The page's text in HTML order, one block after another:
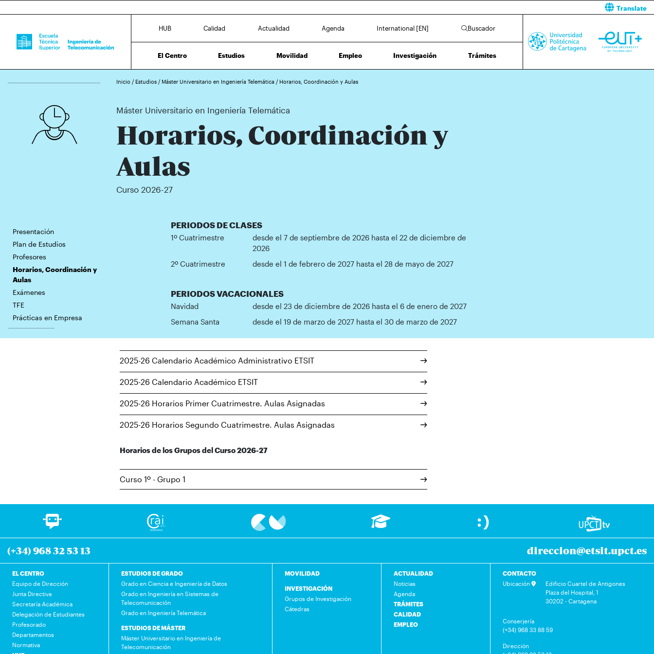
Translate
HUB Calidad Actualidad Agenda International [EN] Buscador
El Centro Estudios Movilidad Empleo Investigación Trámites
Inicio / Estudios / Máster Universitario en Ingeniería Telemática / Horarios, Coordinación y Aulas
Máster Universitario en Ingeniería Telemática
Horarios, Coordinación y
Aulas
Curso 2026-27
Presentación
Plan de Estudios
Profesores
Horarios, Coordinación y
Aulas
Exámenes
TFE
Prácticas en Empresa
PERIODOS DE CLASES
1º Cuatrimestre
desde el 7 de septiembre de 2026 hasta el 22 de diciembre de
2026
2º Cuatrimestre
desde el 1 de febrero de 2027 hasta el 28 de mayo de 2027
PERIODOS VACACIONALES
Navidad
desde el 23 de diciembre de 2026 hasta el 6 de enero de 2027
Semana Santa
desde el 19 de marzo de 2027 hasta el 30 de marzo de 2027
2025-26 Calendario Académico Administrativo ETSIT
2025-26 Calendario Académico ETSIT
2025-26 Horarios Primer Cuatrimestre. Aulas Asignadas
2025-26 Horarios Segundo Cuatrimestre. Aulas Asignadas
Horarios de los Grupos del Curso 2026-27
Curso 1º - Grupo 1
(+34) 968 32 53 13 direccion@etsit.upct.es
EL CENTRO
Equipo de Dirección
Junta Directiva
Secretaría Académica
Delegación de Estudiantes
Profesorado
Departamentos
Normativa
ESTUDIOS DE GRADO
Grado en Ciencia e Ingeniería de Datos
Grado en Ingeniería en Sistemas de
Telecomunicación
Grado en Ingeniería Telemática
ESTUDIOS DE MÁSTER
Máster Universitario en Ingeniería de
Telecomunicación
MOVILIDAD
INVESTIGACIÓN
Grupos de Investigación
Cátedras
ACTUALIDAD
Noticias
Agenda
TRÁMITES
CALIDAD
EMPLEO
CONTACTO
Ubicación
Edificio Cuartel de Antigones
Plaza del Hospital, 1
30202 - Cartagena
Conserjería
(+34) 968 33 88 59
Dirección